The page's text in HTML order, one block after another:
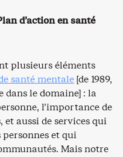
d’action en santé
plusieurs éléments
santé mentale[de 1989,
dans le domaine] : la
l’importance de
et aussi de services qui
et qui
Mais notre